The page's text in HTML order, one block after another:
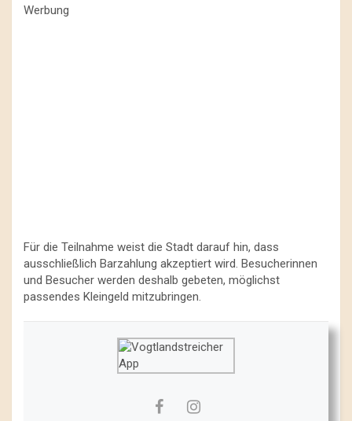
Werbung
Für die Teilnahme weist die Stadt darauf hin, dass
ausschließlich Barzahlung akzeptiert wird. Besucherinnen
und Besucher werden deshalb gebeten, möglichst
passendes Kleingeld mitzubringen.